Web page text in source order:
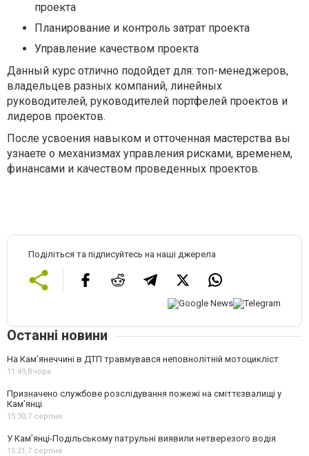
проекта
Планирование и контроль затрат проекта
Управление качеством проекта
Данный курс отлично подойдет для: топ-менеджеров,
владельцев разных компаний, линейных
руководителей, руководителей портфелей проектов и
лидеров проектов.
После усвоения навыком и отточенная мастерства вы
узнаете о механизмах управления рисками, временем,
финансами и качеством проведенных проектов.
Поділіться та підписуйтесь на наші джерела
Останні новини
На Кам’янеччині в ДТП травмувався неповнолітній мотоцикліст
11:49,Вчора
Призначено службове розслідування пожежі на сміттєзвалищі у
Кам’янці
15:30,7 серпня
У Кам’янці-Подільському патрульні виявили нетверезого водія
15:21,7 серпня